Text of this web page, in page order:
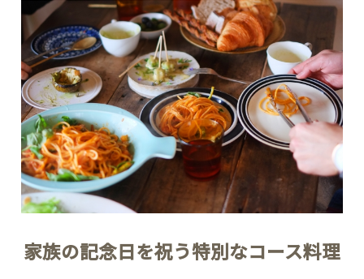
家族の記念日を祝う特別なコース料理